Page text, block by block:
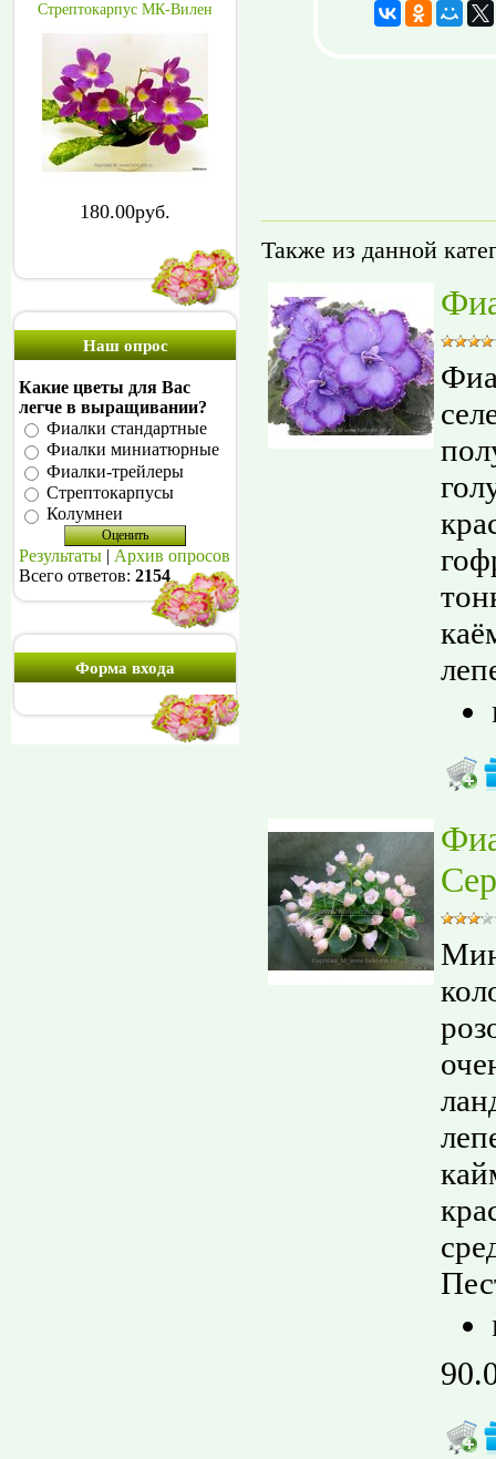
Стрептокарпус МК-Вилен
180.00руб.
Наш опрос
Какие цветы для Вас
легче в выращивании?
Фиалки стандартные
Фиалки миниатюрные
Фиалки-трейлеры
Стрептокарпусы
Колумнеи
Результаты
Архив опросов
Всего ответов: 2154
Форма входа
Также из данной